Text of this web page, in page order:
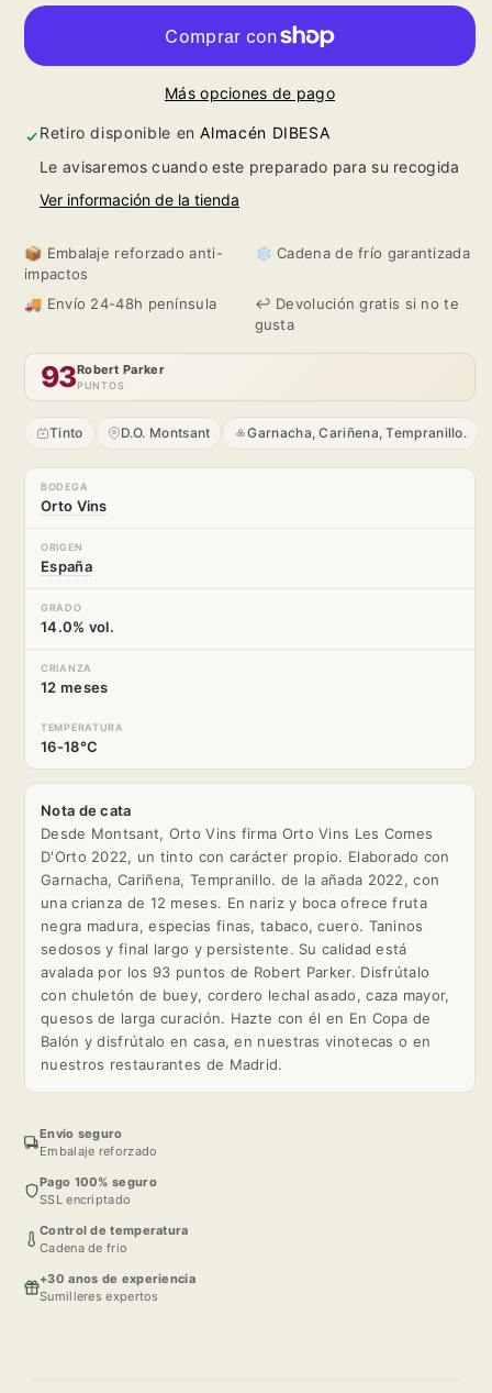
Orto
Les
Comes
D&#39;Orto
2022
para
Orto
Les
Comes
D&#39;Orto
2022
Más opciones de pago
Retiro disponible enAlmacén DIBESA
Le avisaremos cuando este preparado para su recogida
Ver información de la tienda
📦 Embalaje reforzado anti-
impactos
❄️ Cadena de frío garantizada
🚚 Envío 24-48h península
↩️ Devolución gratis si no te
gusta
93Robert Parker
PUNTOS
Tinto D.O. Montsant Garnacha, Cariñena, Tempranillo.
BODEGA
Orto Vins
ORIGEN
España
GRADO
14.0% vol.
CRIANZA
12 meses
TEMPERATURA
16-18°C
Nota de cata
Desde Montsant, Orto Vins firma Orto Vins Les Comes
D'Orto 2022, un tinto con carácter propio. Elaborado con
Garnacha, Cariñena, Tempranillo. de la añada 2022, con
una crianza de 12 meses. En nariz y boca ofrece fruta
negra madura, especias finas, tabaco, cuero. Taninos
sedosos y final largo y persistente. Su calidad está
avalada por los 93 puntos de Robert Parker. Disfrútalo
con chuletón de buey, cordero lechal asado, caza mayor,
quesos de larga curación. Hazte con él en En Copa de
Balón y disfrútalo en casa, en nuestras vinotecas o en
nuestros restaurantes de Madrid.
Envio seguro
Embalaje reforzado
Pago 100% seguro
SSL encriptado
Control de temperatura
Cadena de frio
+30 anos de experiencia
Sumilleres expertos